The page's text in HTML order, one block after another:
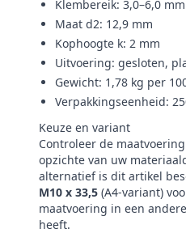
Klembereik: 3,0–6,0 mm
Maat d2: 12,9 mm
Kophoogte k: 2 mm
Uitvoering: gesloten,
Gewicht: 1,78 kg per
Verpakkingseenheid:
Keuze en variant
Controleer de
opzichte van uw
alternatief is dit artikel
M10 x 33,5 (A4-variant)
maatvoering in een
heeft.